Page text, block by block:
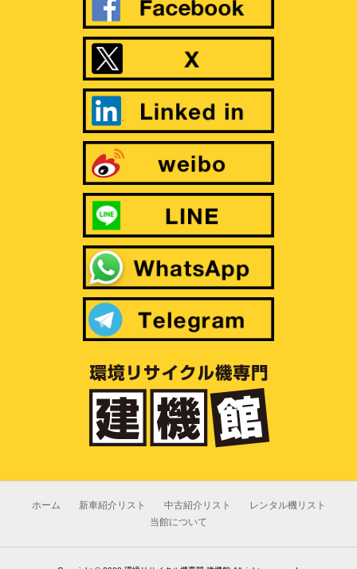
ホーム 新車紹介リスト 中古紹介リスト
レンタル機リスト
当館について